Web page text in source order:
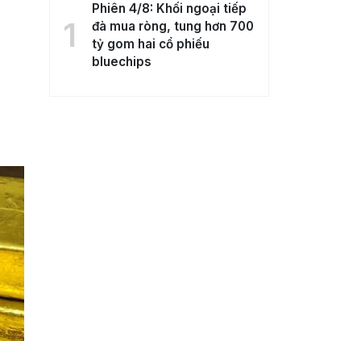
1
Phiên 4/8: Khối ngoại tiếp
đà mua ròng, tung hơn 700
tỷ gom hai cổ phiếu
bluechips